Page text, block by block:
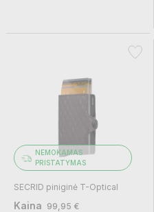
NEMOKAMAS
PRISTATYMAS
SECRID piniginė T-Optical
Kaina 99,95 €